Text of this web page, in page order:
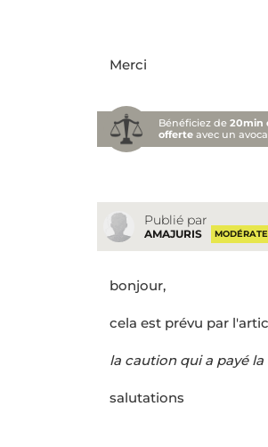
Merci
Bénéficiez de20min
offerte avec un
Publié par
AMAJURIS
bonjour,
cela est prévu par
la caution qui a payé
salutations